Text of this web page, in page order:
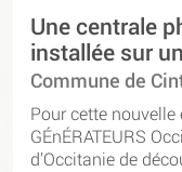
Une centrale
installée sur
Commune de
Pour cette nouvelle
GÉnÉRATEURS
d’Occitanie de